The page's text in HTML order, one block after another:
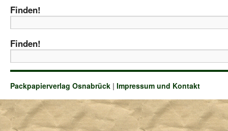
Finden!
Finden!
Packpapierverlag Osnabrück | Impressum und Kontakt